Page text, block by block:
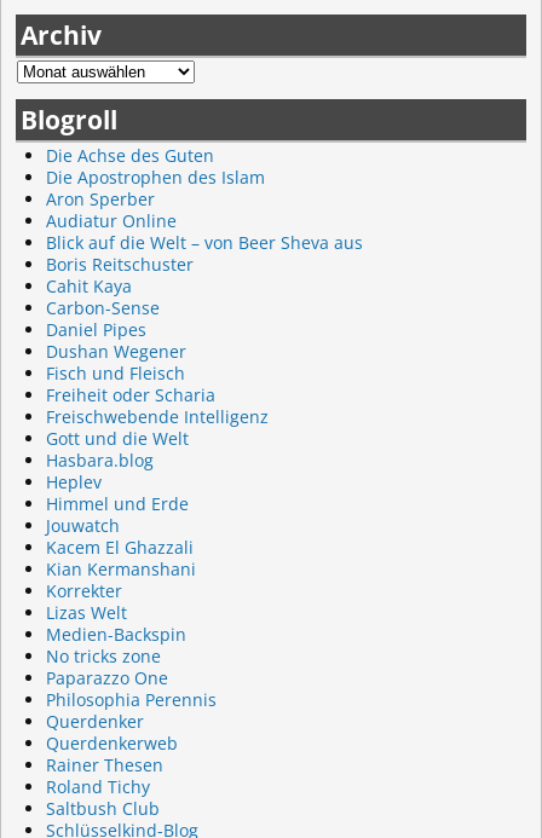
Archiv
Blogroll
Die Achse des Guten
Die Apostrophen des Islam
Aron Sperber
Audiatur Online
Blick auf die Welt – von Beer Sheva aus
Boris Reitschuster
Cahit Kaya
Carbon-Sense
Daniel Pipes
Dushan Wegener
Fisch und Fleisch
Freiheit oder Scharia
Freischwebende Intelligenz
Gott und die Welt
Hasbara.blog
Heplev
Himmel und Erde
Jouwatch
Kacem El Ghazzali
Kian Kermanshani
Korrekter
Lizas Welt
Medien-Backspin
No tricks zone
Paparazzo One
Philosophia Perennis
Querdenker
Querdenkerweb
Rainer Thesen
Roland Tichy
Saltbush Club
Schlüsselkind-Blog